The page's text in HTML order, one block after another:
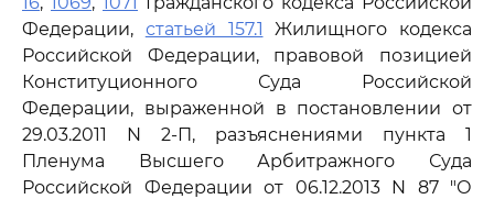
Федерации, статьей 157.1 Жилищного кодекса
Российской Федерации, правовой позицией
Конституционного Суда Российской
Федерации, выраженной в постановлении от
29.03.2011 N 2-П, разъяснениями пункта 1
Пленума Высшего Арбитражного Суда
Российской Федерации от 06.12.2013 N 87 "О